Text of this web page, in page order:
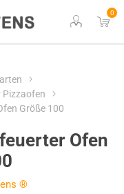
0
Pizzaofen
Größe 100
Ofen
®